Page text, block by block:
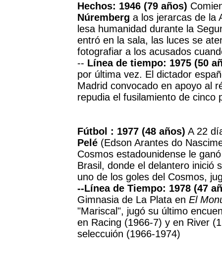
Hechos: 1946 (79 años)
Núremberg a los jerarcas de la
lesa humanidad durante la
entró en la sala, las luces se
fotografiar a los acusados
-- Línea de tiempo: 1975 (50
por última vez. El dictador
Madrid convocado en apoyo al
repudia el fusilamiento de cinco
Fútbol : 1977 (48 años) A 22
Pelé (Edson Arantes do
Cosmos estadounidense le
Brasil, donde el delantero inició
uno de los goles del Cosmos,
--Línea de Tiempo: 1978 (47
Gimnasia de La Plata en El
"Mariscal", jugó su último
en Racing (1966-7) y en River
seleccuión (1966-1974)